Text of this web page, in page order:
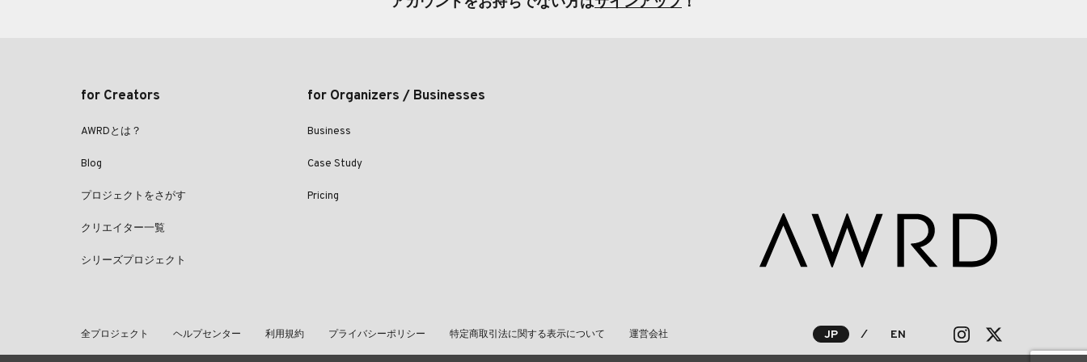
for Creators
AWRDとは？
Blog
プロジェクトをさがす
クリエイター一覧
シリーズプロジェクト
for Organizers / Businesses
Business
Case Study
Pricing
全プロジェクト ヘルプセンター 利用規約 プライバシーポリシー 特定商取引法に関する表示について 運営会社 JP ⁄ EN